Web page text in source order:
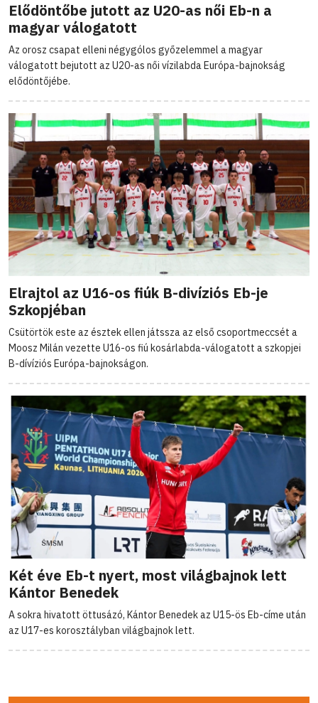
Elődöntőbe jutott az U20-as női Eb-n a
magyar válogatott
Az orosz csapat elleni négygólos győzelemmel a magyar
válogatott bejutott az U20-as női vízilabda Európa-bajnokság
elődöntőjébe.
Elrajtol az U16-os fiúk B-divíziós Eb-je
Szkopjéban
Csütörtök este az észtek ellen játssza az első csoportmeccsét a
Moosz Milán vezette U16-os fiú kosárlabda-válogatott a szkopjei
B-dívíziós Európa-bajnokságon.
Két éve Eb-t nyert, most világbajnok lett
Kántor Benedek
A sokra hivatott öttusázó, Kántor Benedek az U15-ös Eb-címe után
az U17-es korosztályban világbajnok lett.